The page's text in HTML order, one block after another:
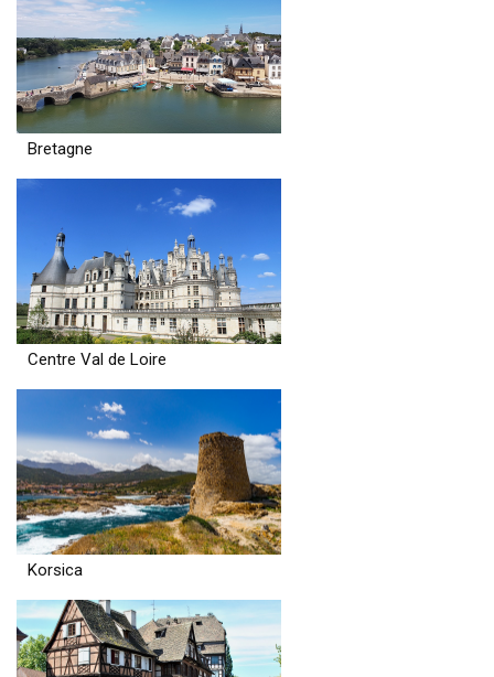
Bretagne
Centre Val de Loire
Korsica